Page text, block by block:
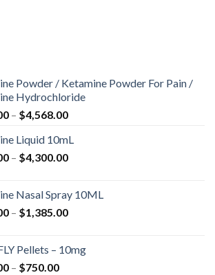
Powder / Ketamine Powder For Pain /
Hydrochloride
– $4,568.00Hinnavahemik:
kuni
$4,568.00
Liquid 10mL
– $4,300.00Hinnavahemik:
$4,300.00
Nasal Spray 10ML
– $1,385.00Hinnavahemik:
$1,385.00
Pellets – 10mg
– $750.00Hinnavahemik: